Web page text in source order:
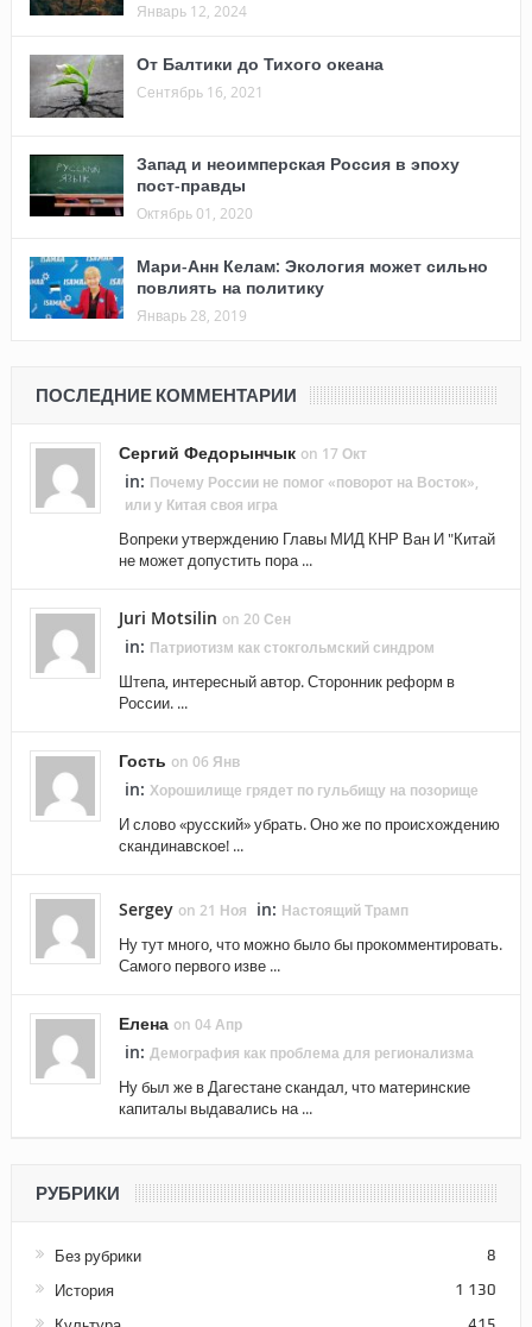
Январь 12, 2024
От Балтики до Тихого океана
Сентябрь 16, 2021
Запад и неоимперская Россия в эпоху
пост-правды
Октябрь 01, 2020
Мари-Анн Келам: Экология может сильно
повлиять на политику
Январь 28, 2019
ПОСЛЕДНИЕ КОММЕНТАРИИ
Сергий Федорынчык on 17 Окт
in: Почему России не помог «поворот на Восток»,
или у Китая своя игра
Вопреки утверждению Главы МИД КНР Ван И "Китай
не может допустить пора ...
Juri Motsilin on 20 Сен
in: Патриотизм как стокгольмский синдром
Штепа, интересный автор. Сторонник реформ в
России. ...
Гость on 06 Янв
in: Хорошилище грядет по гульбищу на позорище
И слово «русский» убрать. Оно же по происхождению
скандинавское! ...
Sergey on 21 Ноя in: Настоящий Трамп
Ну тут много, что можно было бы прокомментировать.
Самого первого изве ...
Елена on 04 Апр
in: Демография как проблема для регионализма
Ну был же в Дагестане скандал, что материнские
капиталы выдавались на ...
РУБРИКИ
Без рубрики 8
История 1 130